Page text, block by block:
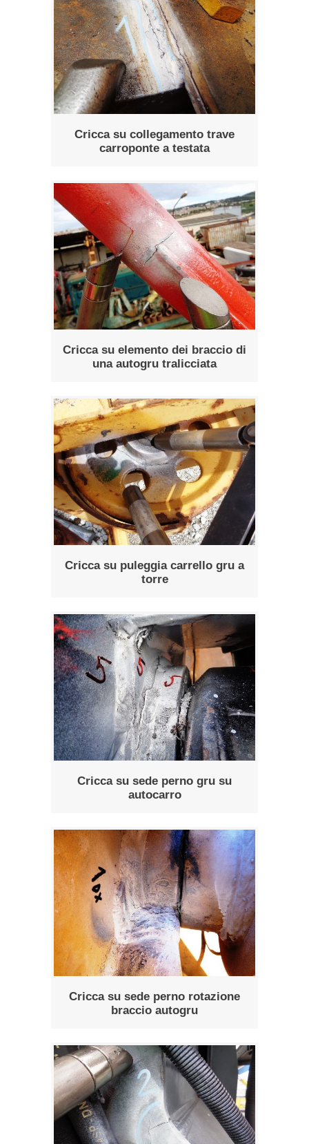
Cricca su collegamento trave
carroponte a testata
Cricca su elemento dei braccio di
una autogru tralicciata
Cricca su puleggia carrello gru a
torre
Cricca su sede perno gru su
autocarro
Cricca su sede perno rotazione
braccio autogru